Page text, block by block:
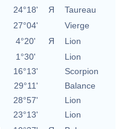
24°18' Я
Taureau
27°04'
Vierge
4°20' Я
Lion
1°30'
Lion
16°13'
Scorpion
29°11'
Balance
28°57'
Lion
23°13'
Lion